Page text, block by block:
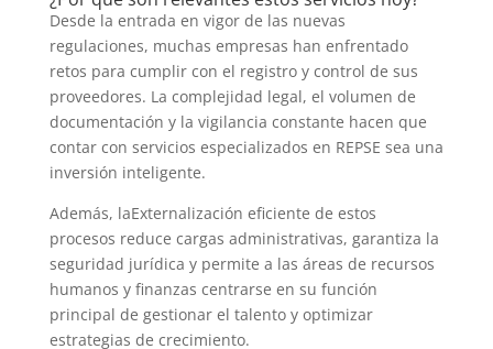
Desde la entrada en vigor de las nuevas
regulaciones, muchas empresas han enfrentado
retos para cumplir con el registro y control de sus
proveedores. La complejidad legal, el volumen de
documentación y la vigilancia constante hacen que
contar con servicios especializados en REPSE sea una
inversión inteligente.
Además, laExternalización eficiente de estos
procesos reduce cargas administrativas, garantiza la
seguridad jurídica y permite a las áreas de recursos
humanos y finanzas centrarse en su función
principal de gestionar el talento y optimizar
estrategias de crecimiento.